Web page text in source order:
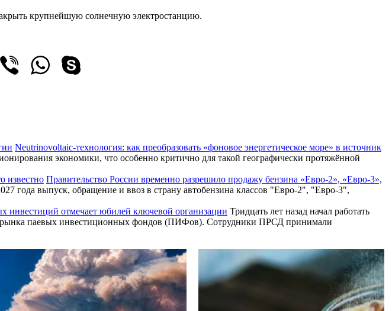
крупнейшую солнечную электростанцию.
Neutrinovoltaic‑технология: как преобразовать «фоновое энергетическое море» в источник
экономики, что особенно критично для такой географически протяжённой
Правительство России временно разрешило продажу бензина «Евро-2», «Евро-3»,
года выпуск, обращение и ввоз в страну автобензина классов "Евро-2", "Евро-3",
инвестиций отмечает юбилей ключевой организации Тридцать лет назад начал работать
паевых инвестиционных фондов (ПИФов). Сотрудники ПРСД принимали